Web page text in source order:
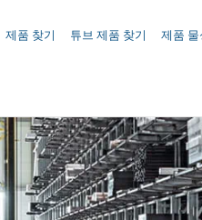
제품 찾기 튜브 제품 찾기 제품 물